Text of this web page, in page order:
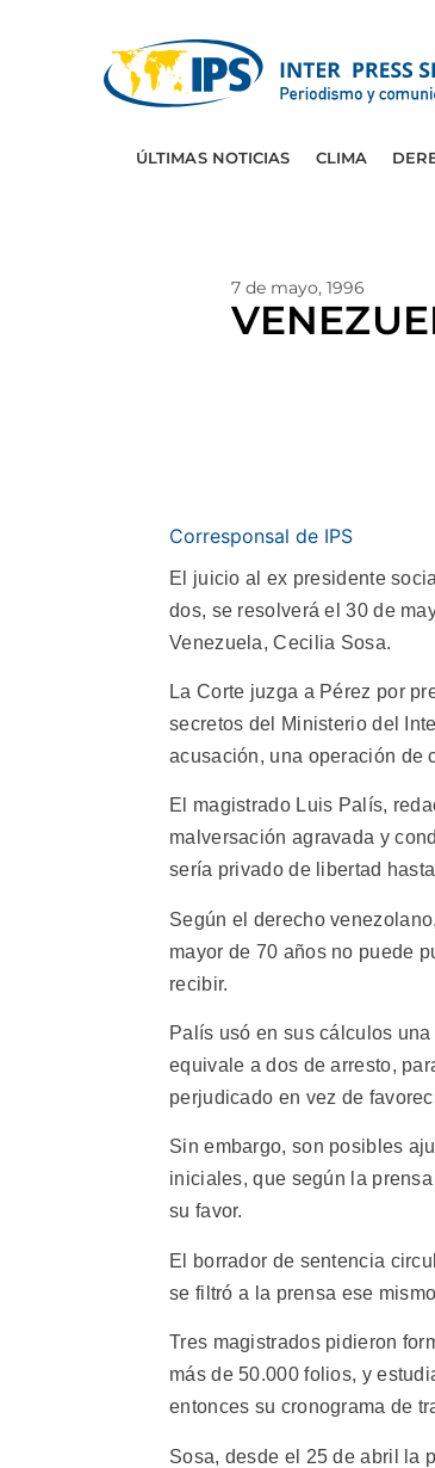
ÚLTIMAS NOTICIAS CLIMA
7 de mayo, 1996
Corresponsal de IPS
El juicio al ex presidente
dos, se resolverá el 30 de
Venezuela, Cecilia Sosa.
La Corte juzga a Pérez por
secretos del Ministerio del
acusación, una operación de
El magistrado Luis Palís,
malversación agravada y
sería privado de libertad
Según el derecho
mayor de 70 años no puede
recibir.
Palís usó en sus cálculos
equivale a dos de arresto,
perjudicado en vez de
Sin embargo, son posibles
iniciales, que según la
su favor.
El borrador de sentencia
se filtró a la prensa ese
Tres magistrados pidieron
más de 50.000 folios, y
entonces su cronograma de
Sosa, desde el 25 de abril la